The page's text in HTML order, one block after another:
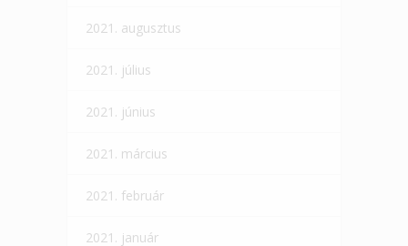
2021. augusztus
2021. július
2021. június
2021. március
2021. február
2021. január